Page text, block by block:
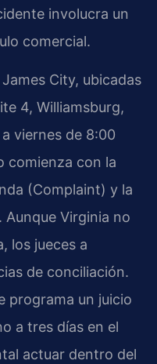
involucra un
comercial.
City, ubicadas
4, Williamsburg,
viernes de 8:00
comienza con la
(Complaint) y la
Virginia no
los jueces a
de conciliación.
programa un juicio
a tres días en el
actuar dentro del